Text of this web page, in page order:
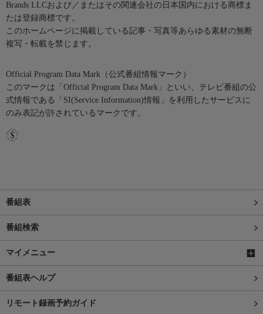
Brands LLCおよび／またはその関連会社の日本国内における商標ま
たは登録商標です。
このホームページに掲載している記事・写真等あらゆる素材の無断
複写・転載を禁じます。
Official Program Data Mark（公式番組情報マーク）
このマークは「Official Program Data Mark」といい、テレビ番組の公
式情報である「SI(Service Information)情報」を利用したサービスに
のみ表記が許されているマークです。
番組表
番組検索
マイメニュー
番組表ヘルプ
リモート録画予約ガイド